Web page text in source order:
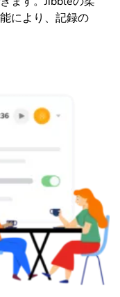
により、記録の